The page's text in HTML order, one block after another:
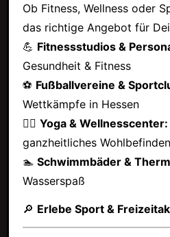
Ob Fitness, Wellness oder
das richtige Angebot für
💪 Fitnessstudios &
Gesundheit & Fitness
⚽ Fußballvereine &
Wettkämpfe in Hessen
🧘‍♂️ Yoga & Wellnesscenter:
ganzheitliches Wohlbefinden
🏊 Schwimmbäder &
Wasserspaß
🔎 Erlebe Sport &